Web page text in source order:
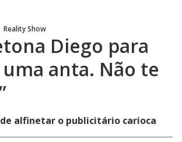
Reality Show
Diego para
uma anta. Não te
alfinetar o publicitário carioca